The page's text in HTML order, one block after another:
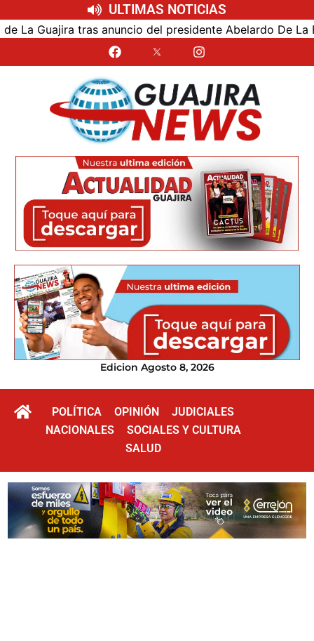
ULTIMAS NOTICIAS
tras anuncio del presidente Abelardo De La
Edicion Agosto 8, 2026
POLÍTICA OPINIÓN
JUDICIALES
NACIONALES
SOCIALES Y CULTURA
SALUD